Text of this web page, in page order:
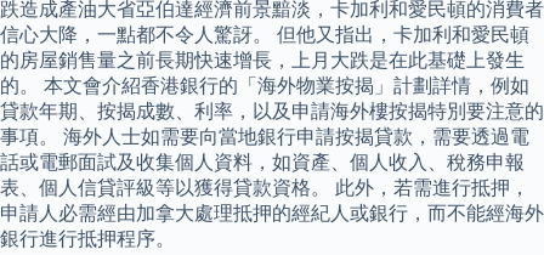
跌造成產油大省亞伯達經濟前景黯淡，卡加利和愛民頓的消費者
信心大降，一點都不令人驚訝。 但他又指出，卡加利和愛民頓
的房屋銷售量之前長期快速增長，上月大跌是在此基礎上發生
的。 本文會介紹香港銀行的「海外物業按揭」計劃詳情，例如
貸款年期、按揭成數、利率，以及申請海外樓按揭特別要注意的
事項。 海外人士如需要向當地銀行申請按揭貸款，需要透過電
話或電郵面試及收集個人資料，如資產、個人收入、稅務申報
表、個人信貸評級等以獲得貸款資格。 此外，若需進行抵押，
申請人必需經由加拿大處理抵押的經紀人或銀行，而不能經海外
銀行進行抵押程序。